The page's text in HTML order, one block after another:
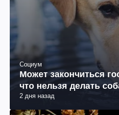
Социум
Может закончиться
что нельзя делать
2 дня назад